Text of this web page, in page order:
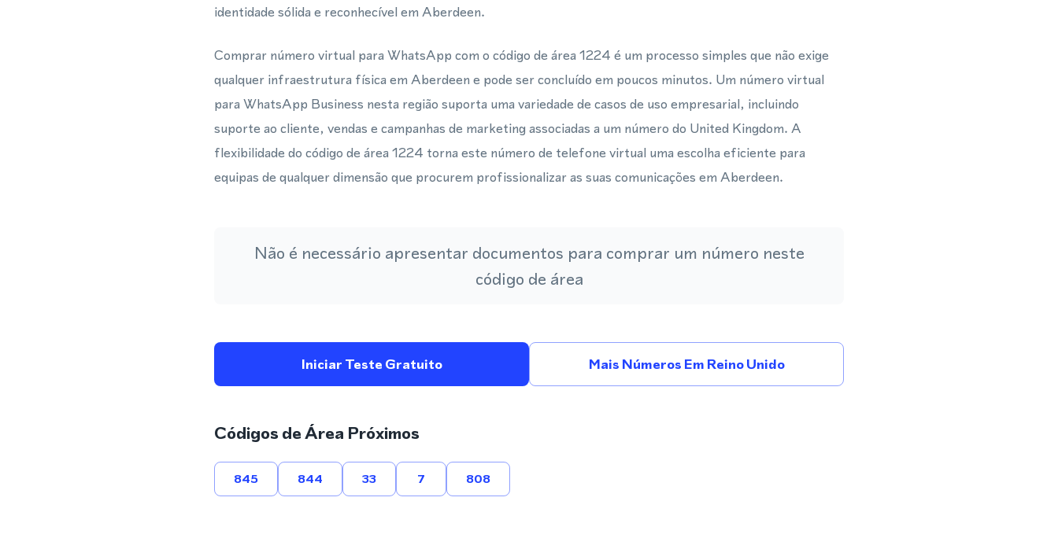
identidade sólida e reconhecível em Aberdeen.
Comprar número virtual para WhatsApp com o código de área 1224 é um processo simples que não exige
qualquer infraestrutura física em Aberdeen e pode ser concluído em poucos minutos. Um número virtual
para WhatsApp Business nesta região suporta uma variedade de casos de uso empresarial, incluindo
suporte ao cliente, vendas e campanhas de marketing associadas a um número do United Kingdom. A
flexibilidade do código de área 1224 torna este número de telefone virtual uma escolha eficiente para
equipas de qualquer dimensão que procurem profissionalizar as suas comunicações em Aberdeen.
Não é necessário apresentar documentos para comprar um número neste
código de área
Iniciar Teste Gratuito Mais Números Em Reino Unido
Códigos de Área Próximos
845 844 33 7 808